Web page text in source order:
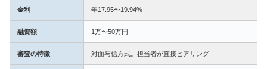
金利 年17.95〜19.94%
融資額 1万〜50万円
審査の特徴 対面与信方式。担当者が直接ヒアリング